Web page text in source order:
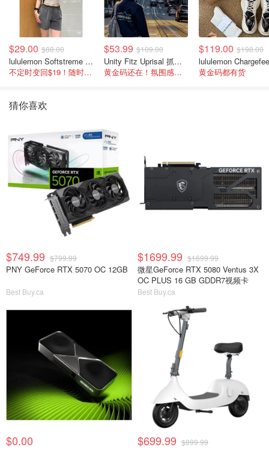
$29.00 $88.00
lululemon Softstreme 女士高腰短裤 10cm
不定时变回$19！随时点进来看
$53.99 $109.00
Unity Fitz Uprisal 抓绒卫衣
黄金码还在！氛围感之神
$119.00 $198.00
黄金码都有货
猜你喜欢
$749.99 $799.99
PNY GeForce RTX 5070 OC 12GB
Best Buy.ca
$1699.99 $1699.99
微星GeForce RTX 5080 Ventus 3X
OC PLUS 16 GB GDDR7视频卡
Best Buy.ca
$0.00 $699.99 $899.99